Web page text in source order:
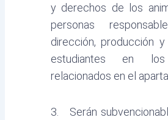
y derechos de los
personas
dirección, producción
estudiantes en los
relacionados en el
3. Serán